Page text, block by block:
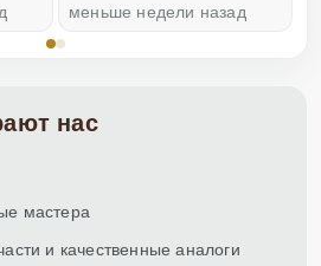
меньше недели назад
нас
мастера
и качественные аналоги